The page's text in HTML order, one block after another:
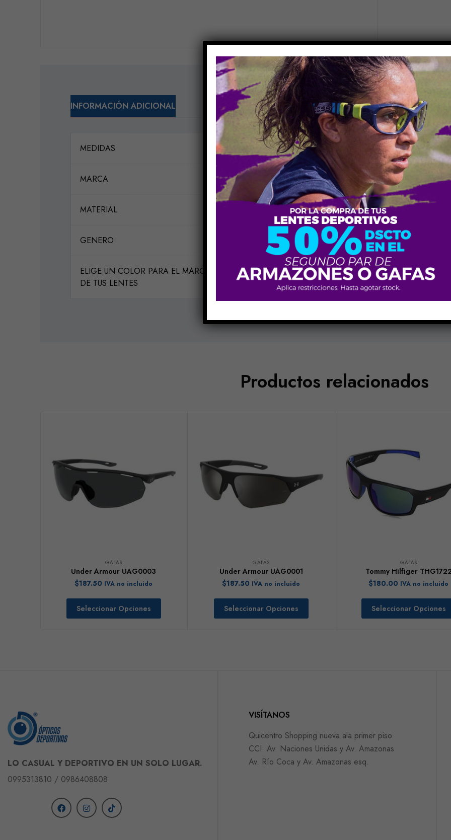
INFORMACIÓN ADICIONAL
MEDIDAS H59-V45-P16-VA140
MARCA UNDER ARMOUR
MATERIAL
GENERO
ELIGE UN COLOR PARA EL MARCO
DE TUS LENTES
Negro C003M9
Productos relacionados
GAFAS
Under Armour UAG0003
$187.50 IVA no incluido
Seleccionar Opciones
GAFAS
Under Armour UAG0001
$187.50 IVA no incluido
Seleccionar Opciones
GAFAS
Tommy Hilfiger
$180.00 IVA no incluido
Seleccionar Opciones
LO CASUAL Y DEPORTIVO EN UN SOLO LUGAR.
0995313810 / 0986408808
VISÍTANOS
Quicentro Shopping nueva ala primer piso
CCI: Av. Naciones Unidas y Av. Amazonas
Av. Río Coca y Av. Amazonas esq.